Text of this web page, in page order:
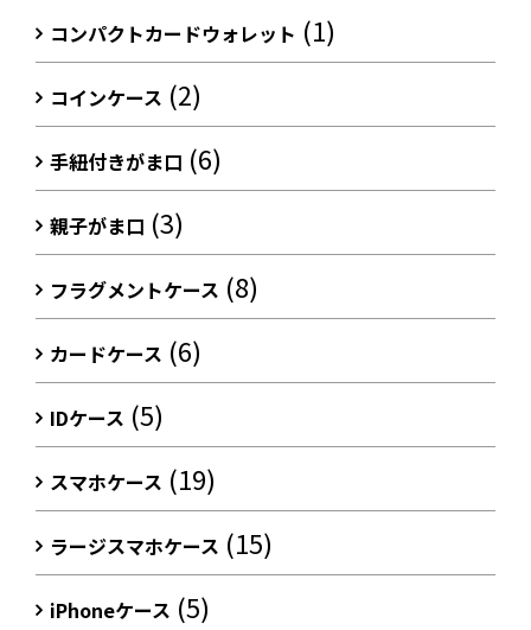
コンパクトカードウォレット (1)
コインケース (2)
手紐付きがま口 (6)
親子がま口 (3)
フラグメントケース (8)
カードケース (6)
IDケース (5)
スマホケース (19)
ラージスマホケース (15)
iPhoneケース (5)